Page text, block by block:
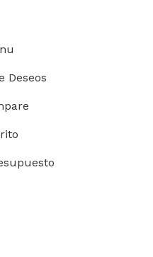
Deseos